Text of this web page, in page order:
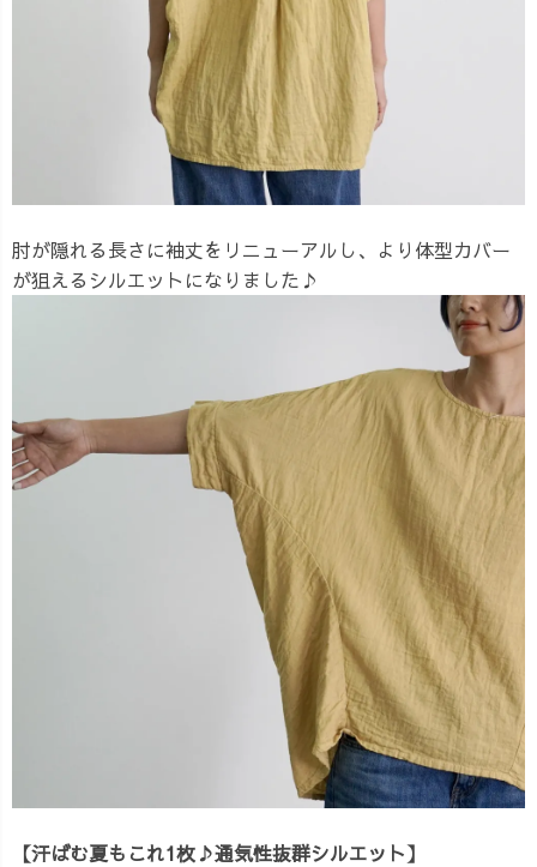
肘が隠れる長さに袖丈をリニューアルし、より体型カバー
が狙えるシルエットになりました♪
【汗ばむ夏もこれ1枚♪通気性抜群シルエット】